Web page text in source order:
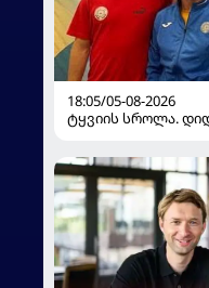
18:05/05-08-2026
ტყვიის სროლა.